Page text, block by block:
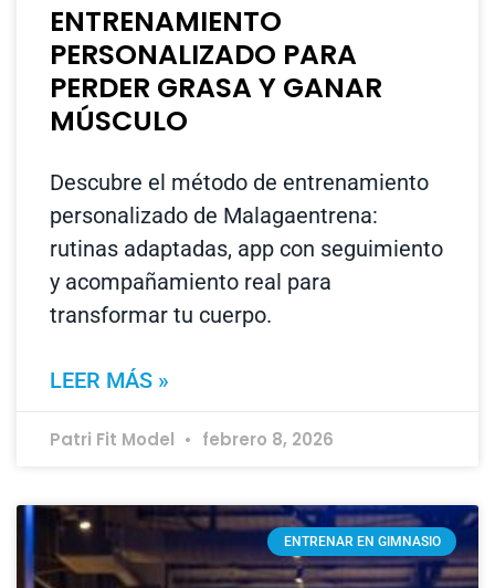
ENTRENAMIENTO
PERSONALIZADO PARA
PERDER GRASA Y GANAR
MÚSCULO
Descubre el método de entrenamiento
personalizado de Malagaentrena:
rutinas adaptadas, app con seguimiento
y acompañamiento real para
transformar tu cuerpo.
LEER MÁS »
Patri Fit Model febrero 8, 2026
ENTRENAR EN GIMNASIO